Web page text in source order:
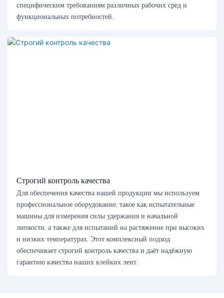
специфическим требованиям различных рабочих сред и
функциональных потребностей.
Строгий контроль качества
Для обеспечения качества нашей продукции мы используем
профессиональное оборудование, такое как испытательные
машины для измерения силы удержания и начальной
липкости, а также для испытаний на растяжение при высоких
и низких температурах. Этот комплексный подход
обеспечивает строгий контроль качества и даёт надёжную
гарантию качества наших клейких лент.